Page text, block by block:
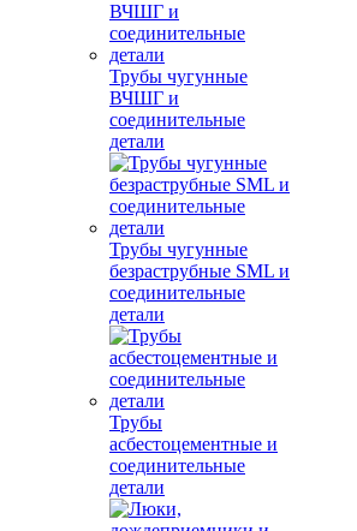
Трубы чугунные
ВЧШГ и
соединительные
детали
Трубы чугунные
безраструбные SML и
соединительные
детали
Трубы
асбестоцементные и
соединительные
детали